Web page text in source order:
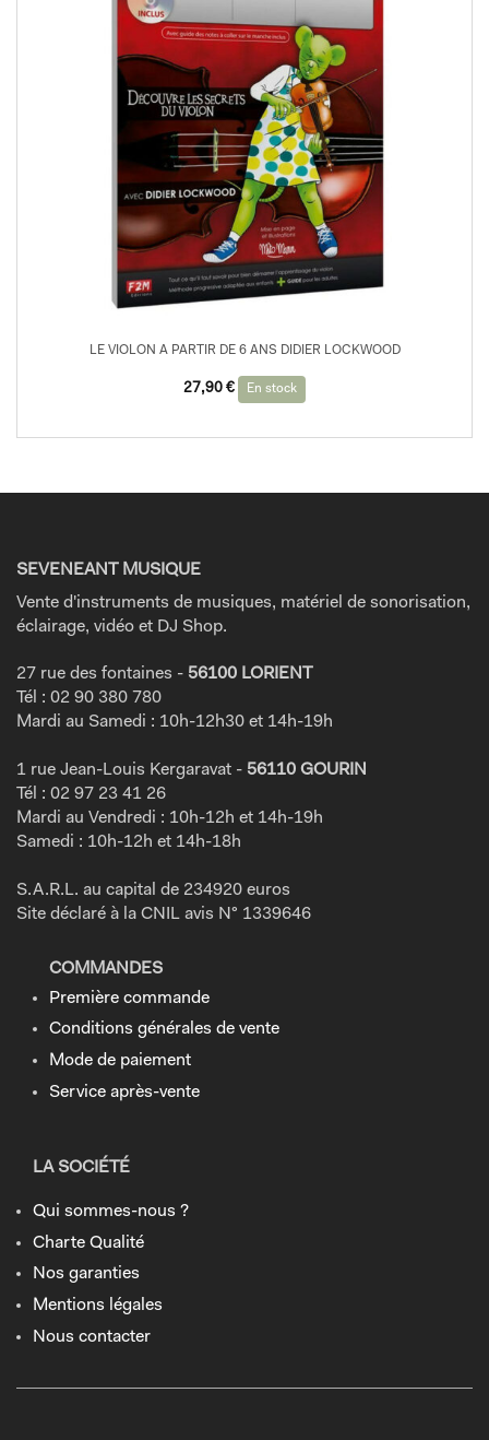
LE VIOLON A PARTIR DE 6 ANS DIDIER LOCKWOOD
27,90 € En stock
SEVENEANT MUSIQUE
Vente d'instruments de musiques, matériel de sonorisation,
éclairage, vidéo et DJ Shop.
27 rue des fontaines - 56100 LORIENT
Tél : 02 90 380 780
Mardi au Samedi : 10h-12h30 et 14h-19h
1 rue Jean-Louis Kergaravat - 56110 GOURIN
Tél : 02 97 23 41 26
Mardi au Vendredi : 10h-12h et 14h-19h
Samedi : 10h-12h et 14h-18h
S.A.R.L. au capital de 234920 euros
Site déclaré à la CNIL avis N° 1339646
COMMANDES
Première commande
Conditions générales de vente
Mode de paiement
Service après-vente
LA SOCIÉTÉ
Qui sommes-nous ?
Charte Qualité
Nos garanties
Mentions légales
Nous contacter